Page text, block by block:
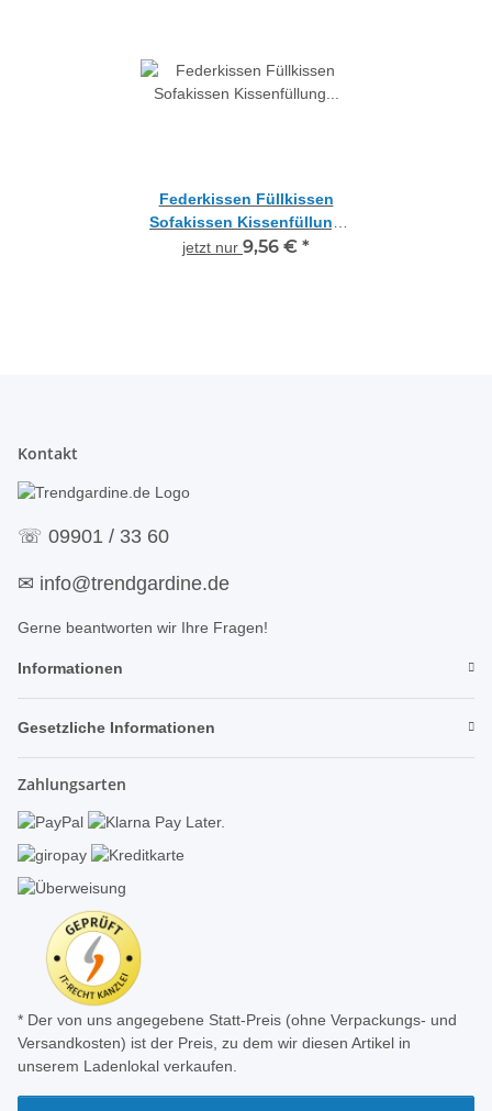
Federkissen Füllkissen
Sofakissen Kissenfüllung
mit Inlett und Federn, creme
jetzt nur 9,56 € *
Kontakt
☏ 09901 / 33 60
✉ info@trendgardine.de
Gerne beantworten wir Ihre Fragen!
Informationen
Gesetzliche Informationen
Zahlungsarten
* Der von uns angegebene Statt-Preis (ohne Verpackungs- und
Versandkosten) ist der Preis, zu dem wir diesen Artikel in
unserem Ladenlokal verkaufen.